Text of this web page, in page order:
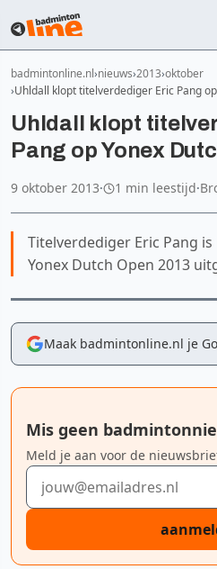
badmintonline.nl nieuws 2013 oktober
Uhldall klopt titelverdediger Eric Pang
Uhldall klopt
Pang op Yonex
9 oktober 2013· 1 min leestijd·
Titelverdediger Eric Pang
Yonex Dutch Open 2013
Maak badmintonline.nl je
Mis geen
Meld je aan voor de
E-mailadres